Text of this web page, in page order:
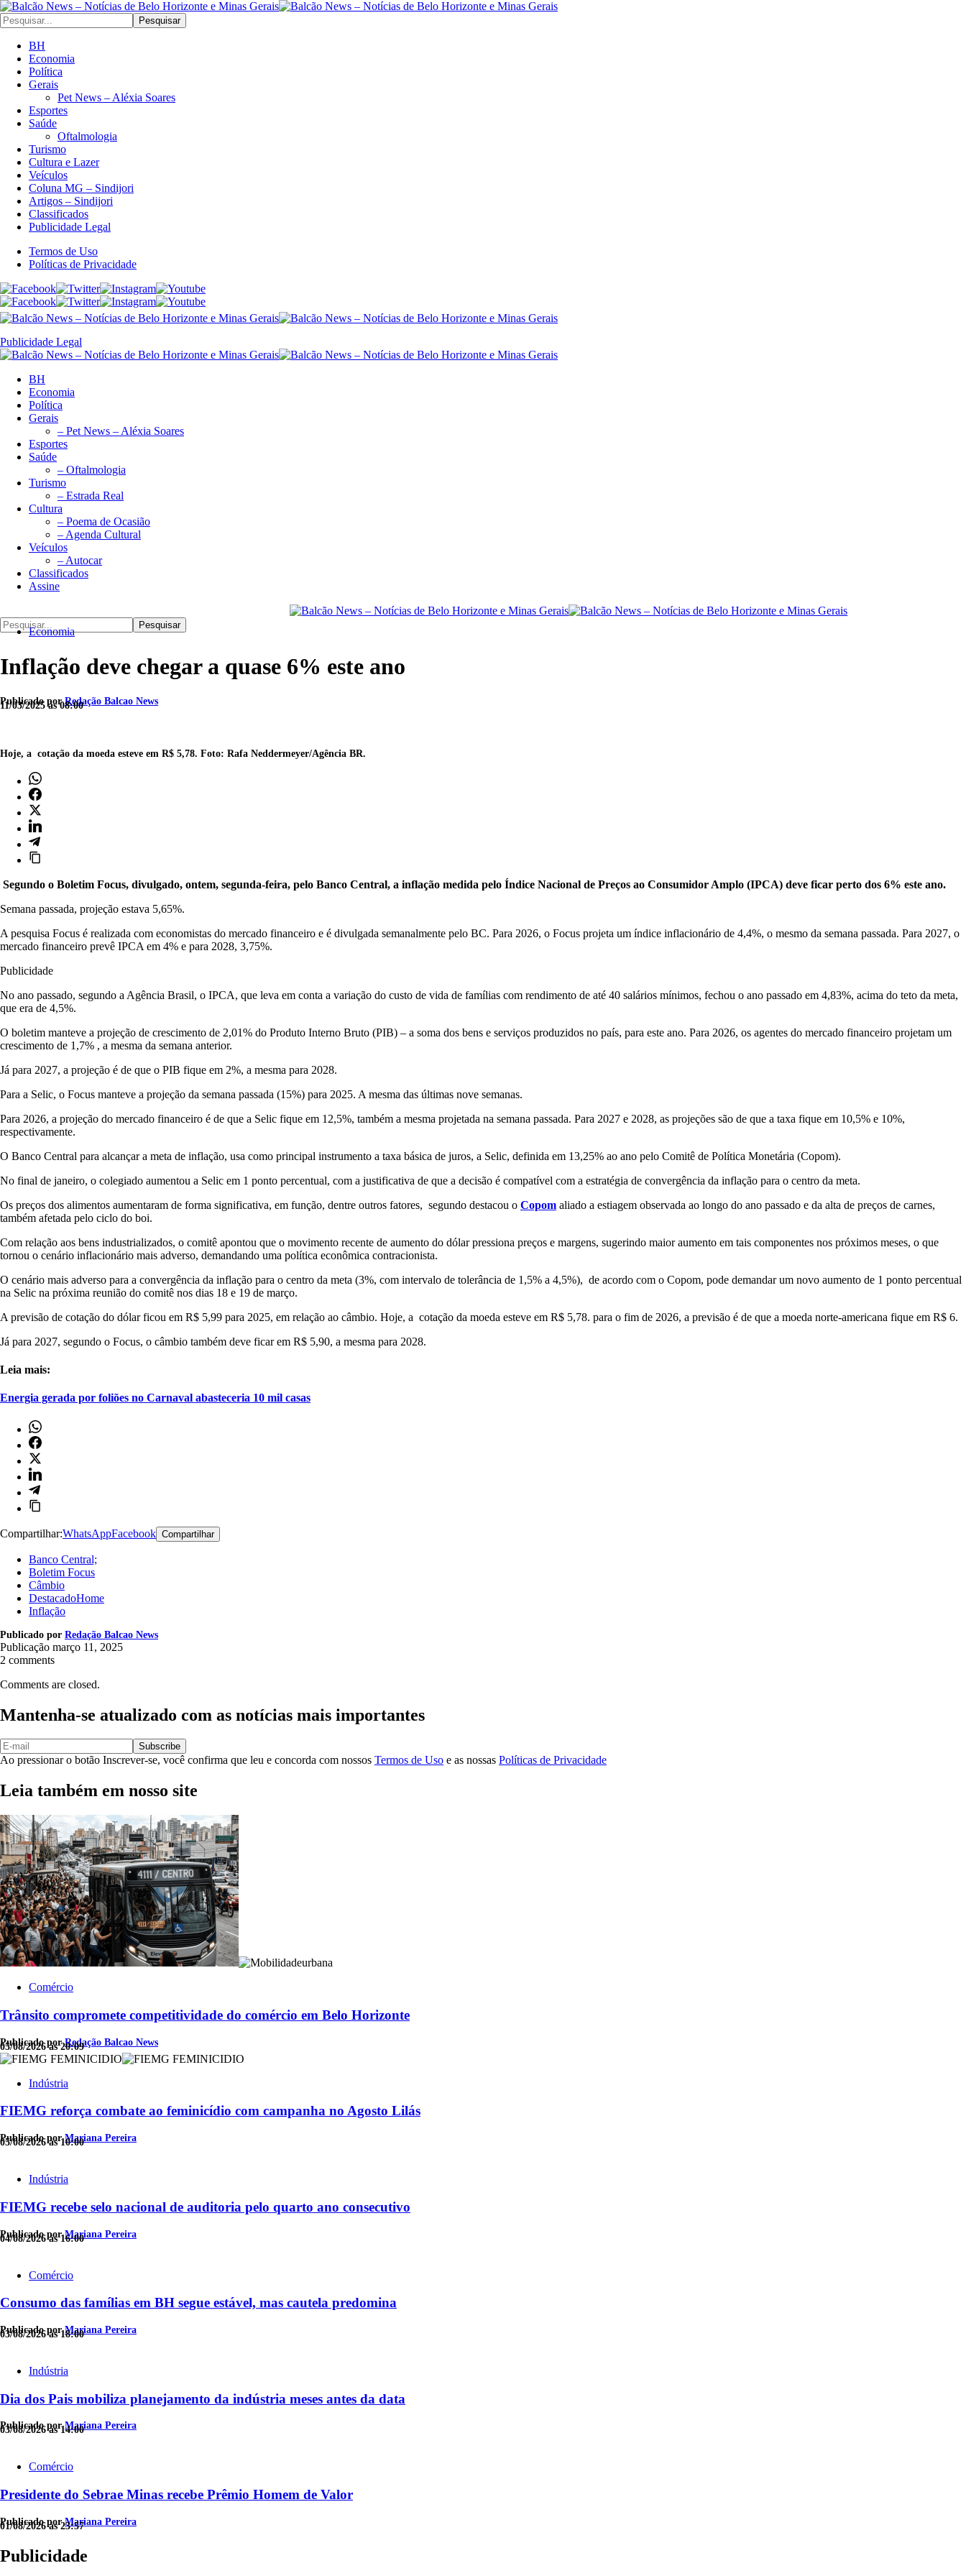
Pesquisar
BH
Economia
Política
Gerais
Pet News – Aléxia Soares
Esportes
Saúde
Oftalmologia
Turismo
Cultura e Lazer
Veículos
Coluna MG – Sindijori
Artigos – Sindijori
Classificados
Publicidade Legal
Termos de Uso
Políticas de Privacidade
Publicidade Legal
BH
Economia
Política
Gerais
– Pet News – Aléxia Soares
Esportes
Saúde
– Oftalmologia
Turismo
– Estrada Real
Cultura
– Poema de Ocasião
– Agenda Cultural
Veículos
– Autocar
Classificados
Assine
Pesquisar
Economia
Inflação deve chegar a quase 6% este ano
Publicado porRedação Balcao News
11/03/2025 às 08:00
Hoje, a cotação da moeda esteve em R$ 5,78. Foto: Rafa Neddermeyer/Agência BR.
Segundo o Boletim Focus, divulgado, ontem, segunda-feira, pelo Banco Central, a inflação medida pelo Índice Nacional de Preços ao Consumidor Amplo (IPCA) deve ficar perto dos 6% este ano.
Semana passada, projeção estava 5,65%.
A pesquisa Focus é realizada com economistas do mercado financeiro e é divulgada semanalmente pelo BC. Para 2026, o Focus projeta um índice inflacionário de 4,4%, o mesmo da semana passada. Para 2027, o
mercado financeiro prevê IPCA em 4% e para 2028, 3,75%.
Publicidade
No ano passado, segundo a Agência Brasil, o IPCA, que leva em conta a variação do custo de vida de famílias com rendimento de até 40 salários mínimos, fechou o ano passado em 4,83%, acima do teto da meta,
que era de 4,5%.
O boletim manteve a projeção de crescimento de 2,01% do Produto Interno Bruto (PIB) – a soma dos bens e serviços produzidos no país, para este ano. Para 2026, os agentes do mercado financeiro projetam um
crescimento de 1,7% , a mesma da semana anterior.
Já para 2027, a projeção é de que o PIB fique em 2%, a mesma para 2028.
Para a Selic, o Focus manteve a projeção da semana passada (15%) para 2025. A mesma das últimas nove semanas.
Para 2026, a projeção do mercado financeiro é de que a Selic fique em 12,5%, também a mesma projetada na semana passada. Para 2027 e 2028, as projeções são de que a taxa fique em 10,5% e 10%,
respectivamente.
O Banco Central para alcançar a meta de inflação, usa como principal instrumento a taxa básica de juros, a Selic, definida em 13,25% ao ano pelo Comitê de Política Monetária (Copom).
No final de janeiro, o colegiado aumentou a Selic em 1 ponto percentual, com a justificativa de que a decisão é compatível com a estratégia de convergência da inflação para o centro da meta.
Os preços dos alimentos aumentaram de forma significativa, em função, dentre outros fatores, segundo destacou o Copom aliado a estiagem observada ao longo do ano passado e da alta de preços de carnes,
também afetada pelo ciclo do boi.
Com relação aos bens industrializados, o comitê apontou que o movimento recente de aumento do dólar pressiona preços e margens, sugerindo maior aumento em tais componentes nos próximos meses, o que
tornou o cenário inflacionário mais adverso, demandando uma política econômica contracionista.
O cenário mais adverso para a convergência da inflação para o centro da meta (3%, com intervalo de tolerância de 1,5% a 4,5%), de acordo com o Copom, pode demandar um novo aumento de 1 ponto percentual
na Selic na próxima reunião do comitê nos dias 18 e 19 de março.
A previsão de cotação do dólar ficou em R$ 5,99 para 2025, em relação ao câmbio. Hoje, a cotação da moeda esteve em R$ 5,78. para o fim de 2026, a previsão é de que a moeda norte-americana fique em R$ 6.
Já para 2027, segundo o Focus, o câmbio também deve ficar em R$ 5,90, a mesma para 2028.
Leia mais:
Energia gerada por foliões no Carnaval abasteceria 10 mil casas
Compartilhar:WhatsAppFacebook Compartilhar
Banco Central;
Boletim Focus
Câmbio
DestacadoHome
Inflação
Publicado por Redação Balcao News
Publicação março 11, 2025
2 comments
Comments are closed.
Mantenha-se atualizado com as notícias mais importantes
Subscribe
Ao pressionar o botão Inscrever-se, você confirma que leu e concorda com nossos Termos de Uso e as nossas Políticas de Privacidade
Leia também em nosso site
Comércio
Trânsito compromete competitividade do comércio em Belo Horizonte
Publicado porRedação Balcao News
05/08/2026 às 20:09
Indústria
FIEMG reforça combate ao feminicídio com campanha no Agosto Lilás
Publicado porMariana Pereira
05/08/2026 às 10:00
Indústria
FIEMG recebe selo nacional de auditoria pelo quarto ano consecutivo
Publicado porMariana Pereira
04/08/2026 às 16:00
Comércio
Consumo das famílias em BH segue estável, mas cautela predomina
Publicado porMariana Pereira
03/08/2026 às 18:00
Indústria
Dia dos Pais mobiliza planejamento da indústria meses antes da data
Publicado porMariana Pereira
03/08/2026 às 14:00
Comércio
Presidente do Sebrae Minas recebe Prêmio Homem de Valor
Publicado porMariana Pereira
01/08/2026 às 23:57
Publicidade